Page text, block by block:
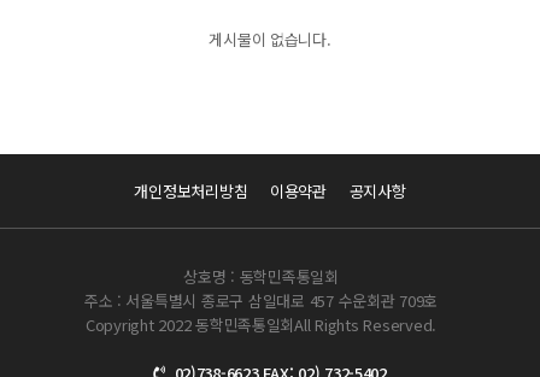
게시물이 없습니다.
개인정보처리방침 이용약관 공지사항
상호명 : 동학민족통일회
주소 : 서울특별시 종로구 삼일대로 457 수운회관 709호
Copyright 2022 동학민족통일회All Rights Reserved.